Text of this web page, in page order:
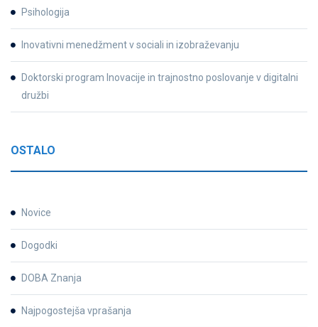
Psihologija
Inovativni menedžment v sociali in izobraževanju
Doktorski program Inovacije in trajnostno poslovanje v digitalni
družbi
OSTALO
Novice
Dogodki
DOBA Znanja
Najpogostejša vprašanja